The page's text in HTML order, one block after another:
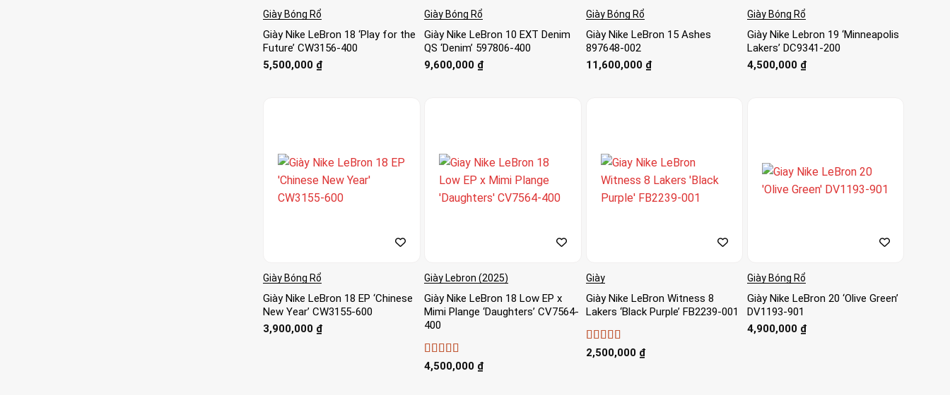
Giày Bóng Rổ
Giày Nike LeBron 18 ‘Play for the
Future’ CW3156-400
5,500,000 ₫
Giày Bóng Rổ
Giày Nike LeBron 10 EXT Denim
QS ‘Denim’ 597806-400
9,600,000 ₫
Giày Bóng Rổ
Giày Nike LeBron 15 Ashes
897648-002
11,600,000 ₫
Giày Bóng Rổ
Giày Nike Lebron 19 ‘Minneapolis
Lakers’ DC9341-200
4,500,000 ₫
Giày Bóng Rổ
Giày Nike LeBron 18 EP ‘Chinese
New Year’ CW3155-600
3,900,000 ₫
Giày Lebron (2025)
Giày Nike LeBron 18 Low EP x
Mimi Plange ‘Daughters’ CV7564-
400
Được xếp
4,500,000 ₫
Giày
Giày Nike LeBron Witness 8
Lakers ‘Black Purple’ FB2239-001
Được xếp
2,500,000 ₫
Giày Bóng Rổ
Giày Nike LeBron 20 ‘Olive Green’
DV1193-901
4,900,000 ₫